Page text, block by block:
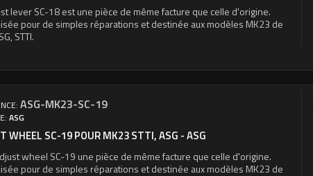
lever SC-18 est une pièce de même facture que celle d'origine.
pour de simples réparations et destinée aux modèles MK23 de
STTI.
ASG-MK23-SC-19
ASG
WHEEL SC-19 POUR MK23 STTI, ASG - ASG
wheel SC-19 une pièce de même facture que celle d'origine.
pour de simples réparations et destinée aux modèles MK23 de